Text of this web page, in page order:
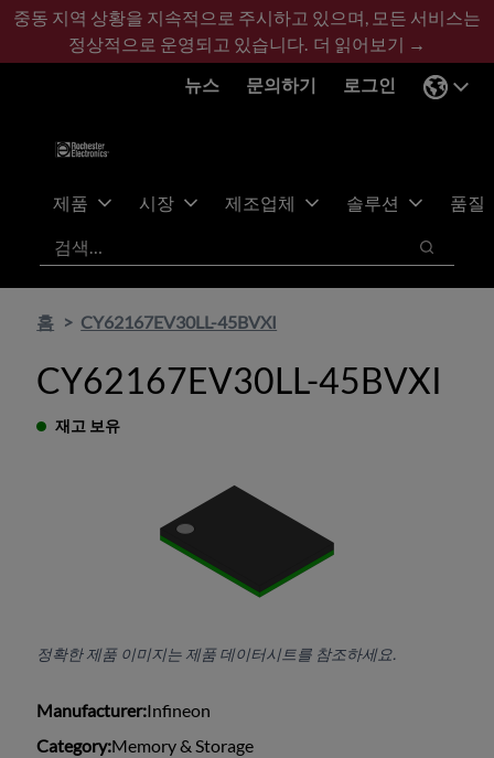
기
콘
바
글
중동 지역 상황을 지속적으로 주시하고 있으며, 모든 서비스는
정상적으로 운영되고 있습니다. 더 읽어보기 →
뉴스
문의하기 로그인
제품 시장 제조업체 솔루션
품질
검색
검색
홈 CY62167EV30LL-45BVXI
CY62167EV30LL-45BVXI
재고 보유
정확한 제품 이미지는 제품 데이터시트를 참조하세요.
Manufacturer:Infineon
Category:Memory & Storage